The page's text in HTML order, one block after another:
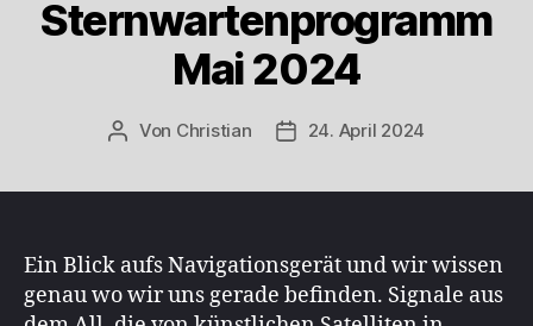
Sternwartenprogramm
Mai 2024
Beitragsautor
Von Christian Beitragsdatum
24. April 2024
Ein Blick aufs Navigationsgerät und wir wissen
genau wo wir uns gerade befinden. Signale aus